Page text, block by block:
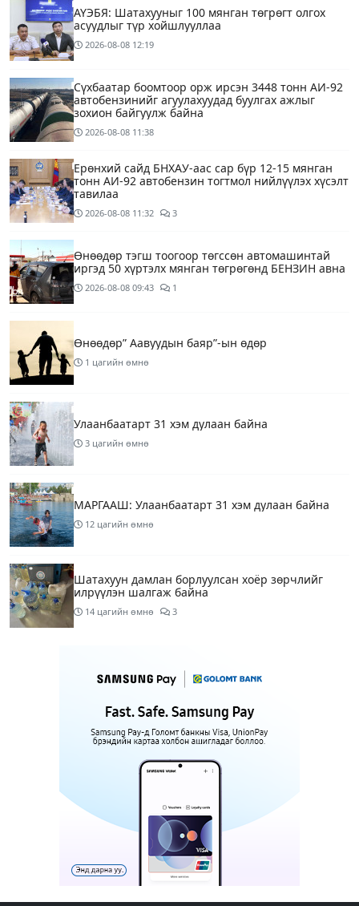
АҮЭБЯ: Шатахууныг 100 мянган төгрөгт олгох
асуудлыг түр хойшлууллаа
2026-08-08 12:19
Сүхбаатар боомтоор орж ирсэн 3448 тонн АИ-92
автобензинийг агуулахуудад буулгах ажлыг
зохион байгуулж байна
2026-08-08 11:38
Ерөнхий сайд БНХАУ-аас сар бүр 12-15 мянган
тонн АИ-92 автобензин тогтмол нийлүүлэх хүсэлт
тавилаа
2026-08-08 11:32 3
Өнөөдөр тэгш тоогоор төгссөн автомашинтай
иргэд 50 хүртэлх мянган төгрөгөнд БЕНЗИН авна
2026-08-08 09:43 1
Өнөөдөр” Аавуудын баяр”-ын өдөр
1 цагийн өмнө
Улаанбаатарт 31 хэм дулаан байна
3 цагийн өмнө
МАРГААШ: Улаанбаатарт 31 хэм дулаан байна
12 цагийн өмнө
Шатахуун дамлан борлуулсан хоёр зөрчлийг
илрүүлэн шалгаж байна
14 цагийн өмнө 3
урьдчилсан төлөв
Шатахуун дамлаж байгаа асуудалд ТЕГ-аас
холбогдох мэдээллийн дагуу шалгалтын
ажиллагааг эрчимжүүлж байна
Аялал жуулчлалын компанийн автомашинуудыг
ШТС-ууд хязгаарлалтгүйгээр шатахуун олгох
боломжоор хангана
19 цагийн өмнө